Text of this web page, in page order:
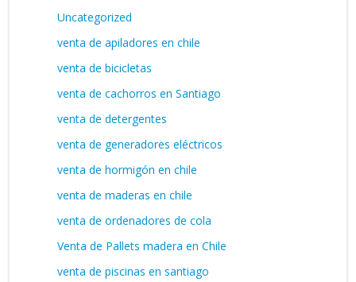
Uncategorized
venta de apiladores en chile
venta de bicicletas
venta de cachorros en Santiago
venta de detergentes
venta de generadores eléctricos
venta de hormigón en chile
venta de maderas en chile
venta de ordenadores de cola
Venta de Pallets madera en Chile
venta de piscinas en santiago